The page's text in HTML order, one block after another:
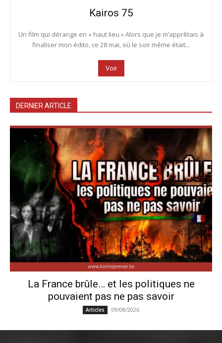
Kairos 75
Un film qui dérange en « haut lieu » Alors que je m’apprêtais à
finaliser mon édito, ce 28 mai, où le soir même était...
Voir
DERNIER ARTICLE
La France brûle… et les politiques ne
pouvaient pas ne pas savoir
Articles 09/08/2026